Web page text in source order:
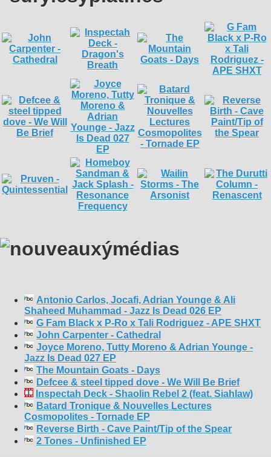
Antonio Carlos, Jocafi, Adrian Younge & Ali
Shaheed Muhammad - Jazz Is Dead 026 EP
G Fam Black x P-Ro x Tali Rodriguez - APE SHXT
John Carpenter - Cathedral
Joyce Moreno, Tutty Moreno & Adrian Younge -
Jazz Is Dead 027 EP
The Mountain Goats - Days
Defcee & steel tipped dove - We Will Be Brief
Inspectah Deck - Shaolin Rebel 2 (feat. Siahlaw)
Batard Tronique & Nouvelles Lectures
Cosmopolites - Tornade EP
Reverse Birth - Cave Paint/Tip of the Spear
2 Tones - Unfinished EP